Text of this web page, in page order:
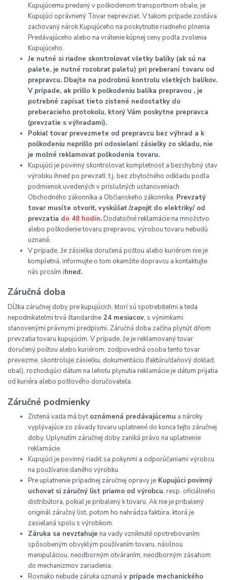
Kupujúcemu predaný v poškodenom transportnom obale, je
Kupujúci oprávnený Tovar neprevziať. V takom prípade zostáva
zachovaný nárok Kupujúceho na poskytnutie riadneho plnenia
Predávajúceho alebo na vrátenie kúpnej ceny podľa zvolenia
Kupujúceho.
Je nutné si riadne skontrolovať všetky balíky (ak sú na
palete, je nutné rozobrať paletu) pri preberaní tovaru od
prepravcu. Dbajte na podrobnú kontrolu všetkých balíkov.
V prípade, ak prišlo k poškodeniu balíka prepravou , je
potrebné zapísať tieto zistené nedostatky do
preberacieho protokolu, ktorý Vám poskytne prepravca
(prevzatie s výhradami).
Pokiaľ tovar prevezmete od prepravcu bez výhrad a k
poškodeniu neprišlo pri odosielaní zásielky zo skladu, nie
je možné reklamovať poškodenia tovaru.
Kupujúci je povinný skontrolovať kompletnosť a bezchybný stav
výrobku ihneď po prevzatí, t.j. bez zbytočného odkladu podľa
podmienok uvedených v príslušných ustanoveniach
Obchodného zákonníka a Občianskeho zákonníka. Prevzatý
tovar musíte otvoriť, vyskúšať /zapojiť do elektriky/ od
prevzatia do 48 hodín. Dodatočné reklamácie na množstvo
alebo poškodenie tovaru prepravou, výrobou tovaru nebudú
uznané.
V prípade, že zásielka doručená poštou alebo kuriérom nie je
kompletná, informujte o tom okamžite dopravcu a kontaktujte
nás prosím ihneď.
Záručná doba
Dĺžka záručnej doby pre kupujúcich, ktorí sú spotrebiteľmi a teda
nepodnikateľmi trvá štandardne 24 mesiacov, s výnimkami
stanovenými právnymi predpismi. Záručná doba začína plynúť dňom
prevzatia tovaru kupujúcim. V prípade, že je reklamovaný tovar
doručený poštou alebo kuriérom, zodpovedná osoba tento tovar
prevezme, skontroluje zásielku, dokumentáciu (faktúru/daňový doklad,
obal), rozhodujúci dátum na lehotu plynutia reklamácie je dátum prijatia
od kuriéra alebo poštového doručovateľa.
Záručné podmienky
Zistená vada má byť oznámená predávajúcemu a nároky
vyplývajúce zo závady tovaru uplatnené do konca tejto záručnej
doby. Uplynutím záručnej doby zaniká právo na uplatnenie
reklamácie.
Kupujúci je povinný riadiť sa pokynmi a odporúčaniami výrobcu
na používanie daného výrobku.
Pre uplatnenie prípadnej záručnej opravy je Kupujúci povinný
uchovať si záručný list priamo od výrobcu, resp. oficiálneho
distribútora, pokiaľ je pribalený k tovaru. Ak nie je pribalený
originál záručný list, potom ho nahrádza faktúra, ktorá je
zasielaná spolu s výrobkom.
Záruka sa nevzťahuje na vady vzniknuté opotrebovaním
spôsobeným obvyklým používaním tovaru, násilnou
manipuláciou, neodborným otváraním, neodborným zásahom
do mechanizmov zariadenia.
Rovnako nebude záruka uznaná v prípade mechanického